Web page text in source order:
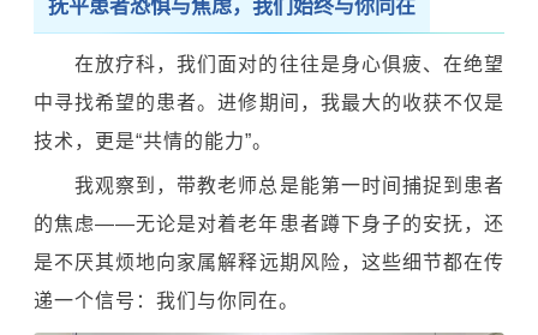
抚平患者恐惧与焦虑，我们始终与你同在
在放疗科，我们面对的往往是身心俱疲、在绝望
中寻找希望的患者。进修期间，我最大的收获不仅是
技术，更是“共情的能力”。
我观察到，带教老师总是能第一时间捕捉到患者
的焦虑——无论是对着老年患者蹲下身子的安抚，还
是不厌其烦地向家属解释远期风险，这些细节都在传
递一个信号：我们与你同在。